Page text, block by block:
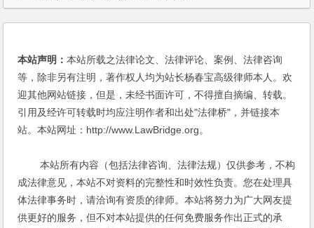
本站声明：本站所载之法律论文、法律评论、案例、法律咨询
等，除非另有注明，著作权人均为站长杨春宝高级律师本人。欢
迎其他网站链接，但是，未经书面许可，不得擅自摘编、转载。
引用及经许可转载时均应注明作者和出处"法律桥"，并链接本
站。本站网址：http://www.LawBridge.org。
本站所有内容（包括法律咨询、法律法规）仅供参考，不构
成法律意见，本站不对资料的完整性和时效性负责。您在处理具
体法律事务时，请洽询有资质的律师。本站将努力为广大网友提
供更好的服务，但不对本站提供的任何免费服务作出正式的承